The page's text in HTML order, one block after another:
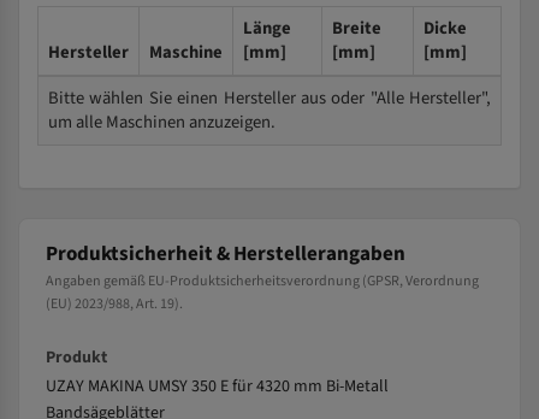
Hersteller Maschine
Länge
[mm]
Breite
[mm]
Dicke
[mm]
Bitte wählen Sie einen Hersteller aus oder "Alle Hersteller",
um alle Maschinen anzuzeigen.
Produktsicherheit & Herstellerangaben
Angaben gemäß EU-Produktsicherheitsverordnung (GPSR, Verordnung
(EU) 2023/988, Art. 19).
Produkt
UZAY MAKINA UMSY 350 E für 4320 mm Bi-Metall
Bandsägeblätter